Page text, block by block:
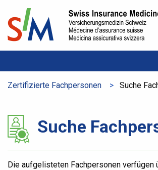
Zertifizierte Fachpersonen Aktuelle
Suche
Suche
Die aufgelisteten Fachpersonen verfügen